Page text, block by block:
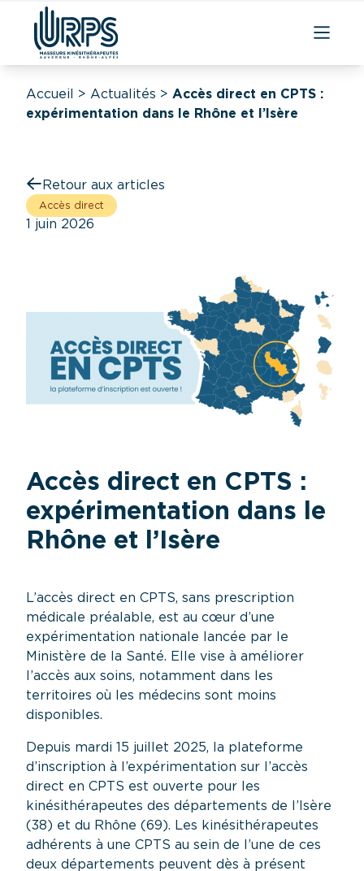
Accueil > Actualités > Accès direct en CPTS :
expérimentation dans le Rhône et l’Isère
Retour aux articles
Accès direct
1 juin 2026
Accès direct en CPTS :
expérimentation dans le
Rhône et l’Isère
L’accès direct en CPTS, sans prescription
médicale préalable, est au cœur d’une
expérimentation nationale lancée par le
Ministère de la Santé. Elle vise à améliorer
l’accès aux soins, notamment dans les
territoires où les médecins sont moins
disponibles.
Depuis mardi 15 juillet 2025, la plateforme
d’inscription à l’expérimentation sur l’accès
direct en CPTS est ouverte pour les
kinésithérapeutes des départements de l’Isère
(38) et du Rhône (69). Les kinésithérapeutes
adhérents à une CPTS au sein de l’une de ces
deux départements peuvent dès à présent